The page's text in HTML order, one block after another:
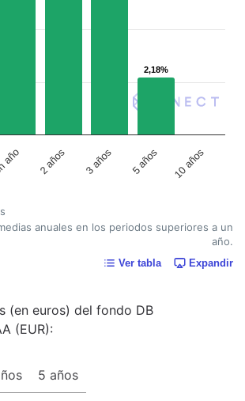
2,18%
2,18%
2 años 3 años 5 años 10 años
anuales en los periodos superiores a un
año.
Ver tabla Expandir
(en euros) del fondo DB
(EUR):
5 años